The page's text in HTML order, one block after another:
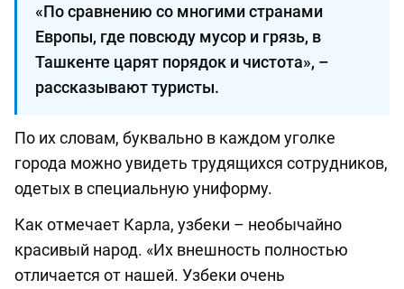
«По сравнению со многими странами
Европы, где повсюду мусор и грязь, в
Ташкенте царят порядок и чистота», ­–
рассказывают туристы.
По их словам, буквально в каждом уголке
города можно увидеть трудящихся сотрудников,
одетых в специальную униформу.
Как отмечает Карла, узбеки – необычайно
красивый народ. «Их внешность полностью
отличается от нашей. Узбеки очень